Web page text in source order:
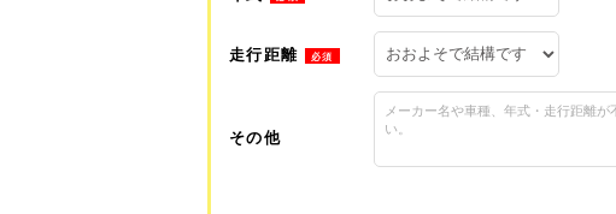
走行距離 必須
その他